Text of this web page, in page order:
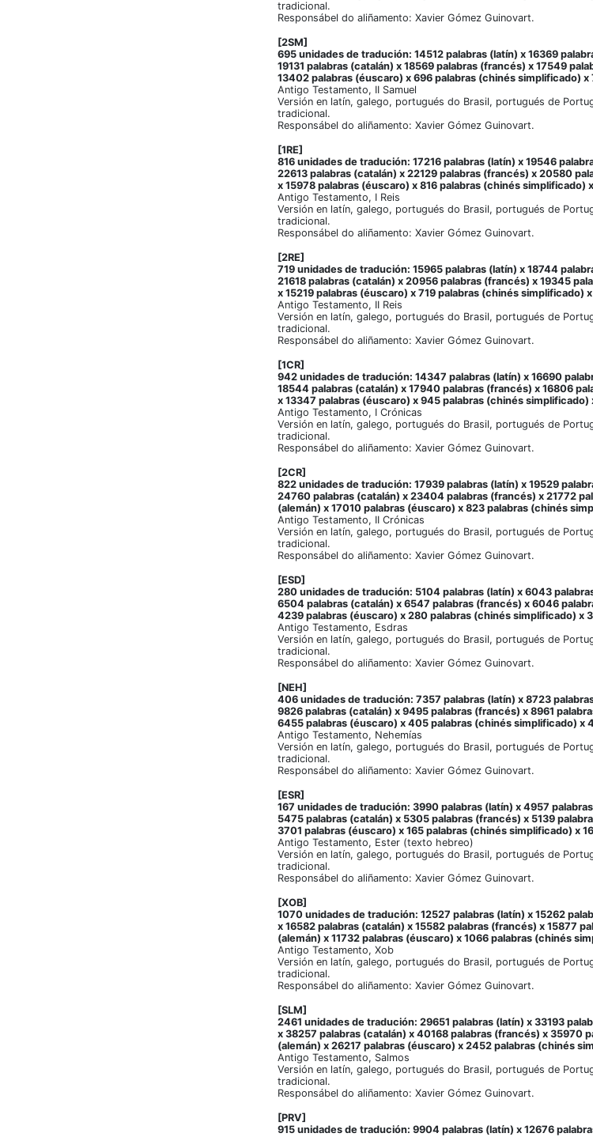
tradicional.
Responsábel do aliñamento: Xavier Gómez Guinovart.
[2SM]
695 unidades de tradución: 14512 palabras (latín) x 16369
19131 palabras (catalán) x 18569 palabras (francés) x 17549
13402 palabras (éuscaro) x 696 palabras (chinés simplificado)
Antigo Testamento, II Samuel
Versión en latín, galego, portugués do Brasil, portugués de
tradicional.
Responsábel do aliñamento: Xavier Gómez Guinovart.
[1RE]
816 unidades de tradución: 17216 palabras (latín) x 19546
22613 palabras (catalán) x 22129 palabras (francés) x 20580
x 15978 palabras (éuscaro) x 816 palabras (chinés simplificado)
Antigo Testamento, I Reis
Versión en latín, galego, portugués do Brasil, portugués de
tradicional.
Responsábel do aliñamento: Xavier Gómez Guinovart.
[2RE]
719 unidades de tradución: 15965 palabras (latín) x 18744
21618 palabras (catalán) x 20956 palabras (francés) x 19345
x 15219 palabras (éuscaro) x 719 palabras (chinés simplificado)
Antigo Testamento, II Reis
Versión en latín, galego, portugués do Brasil, portugués de
tradicional.
Responsábel do aliñamento: Xavier Gómez Guinovart.
[1CR]
942 unidades de tradución: 14347 palabras (latín) x 16690
18544 palabras (catalán) x 17940 palabras (francés) x 16806
x 13347 palabras (éuscaro) x 945 palabras (chinés
Antigo Testamento, I Crónicas
Versión en latín, galego, portugués do Brasil, portugués de
tradicional.
Responsábel do aliñamento: Xavier Gómez Guinovart.
[2CR]
822 unidades de tradución: 17939 palabras (latín) x 19529
24760 palabras (catalán) x 23404 palabras (francés) x 21772
(alemán) x 17010 palabras (éuscaro) x 823 palabras (chinés
Antigo Testamento, II Crónicas
Versión en latín, galego, portugués do Brasil, portugués de
tradicional.
Responsábel do aliñamento: Xavier Gómez Guinovart.
[ESD]
280 unidades de tradución: 5104 palabras (latín) x 6043
6504 palabras (catalán) x 6547 palabras (francés) x 6046
4239 palabras (éuscaro) x 280 palabras (chinés simplificado) x
Antigo Testamento, Esdras
Versión en latín, galego, portugués do Brasil, portugués de
tradicional.
Responsábel do aliñamento: Xavier Gómez Guinovart.
[NEH]
406 unidades de tradución: 7357 palabras (latín) x 8723
9826 palabras (catalán) x 9495 palabras (francés) x 8961
6455 palabras (éuscaro) x 405 palabras (chinés simplificado) x
Antigo Testamento, Nehemías
Versión en latín, galego, portugués do Brasil, portugués de
tradicional.
Responsábel do aliñamento: Xavier Gómez Guinovart.
[ESR]
167 unidades de tradución: 3990 palabras (latín) x 4957
5475 palabras (catalán) x 5305 palabras (francés) x 5139
3701 palabras (éuscaro) x 165 palabras (chinés simplificado) x
Antigo Testamento, Ester (texto hebreo)
Versión en latín, galego, portugués do Brasil, portugués de
tradicional.
Responsábel do aliñamento: Xavier Gómez Guinovart.
[XOB]
1070 unidades de tradución: 12527 palabras (latín) x 15262
x 16582 palabras (catalán) x 15582 palabras (francés) x 15877
(alemán) x 11732 palabras (éuscaro) x 1066 palabras (chinés
Antigo Testamento, Xob
Versión en latín, galego, portugués do Brasil, portugués de
tradicional.
Responsábel do aliñamento: Xavier Gómez Guinovart.
[SLM]
2461 unidades de tradución: 29651 palabras (latín) x 33193
x 38257 palabras (catalán) x 40168 palabras (francés) x 35970
(alemán) x 26217 palabras (éuscaro) x 2452 palabras (chinés
Antigo Testamento, Salmos
Versión en latín, galego, portugués do Brasil, portugués de
tradicional.
Responsábel do aliñamento: Xavier Gómez Guinovart.
[PRV]
915 unidades de tradución: 9904 palabras (latín) x 12676